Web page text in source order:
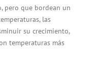
pero que bordean un
las
su crecimiento,
temperaturas más